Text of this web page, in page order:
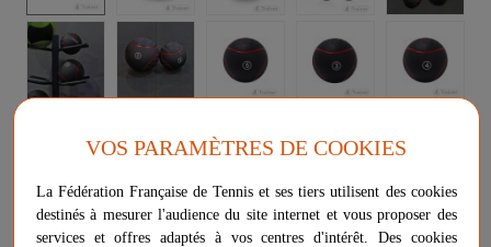
MEDECINE BALL BL4CK
VOS PARAMÈTRES DE COOKIES
La Fédération Française de Tennis et ses tiers utilisent des cookies
destinés à mesurer l'audience du site internet et vous proposer des
services et offres adaptés à vos centres d'intérêt. Des cookies